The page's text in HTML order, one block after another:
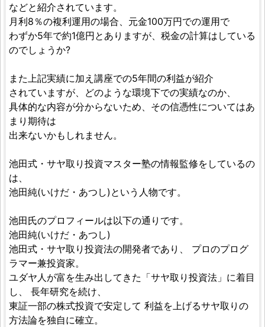
などと紹介されています。
月利8％の複利運用の場合、元金100万円での運用で
わずか5年で約1億円とありますが、税金の計算はしている
のでしょうか?
また上記実績に加え講座での5年間の利益が紹介
されていますが、どのような環境下での実績なのか、
具体的な内容が分からないため、その信憑性についてはあ
まり期待は
出来ないかもしれません。
池田式・サヤ取り投資マスター塾の情報監修をしているの
は、
池田純(いけだ・あつし)という人物です。
池田氏のプロフィールは以下の通りです。
池田純(いけだ・あつし)
池田式・サヤ取り投資法の開発者であり、 プロのプログ
ラマー兼投資家。
ユダヤ人が富を生み出してきた「サヤ取り投資法」に着目
し、 長年研究を続け、
東証一部の株式投資で安定して 利益を上げるサヤ取りの
方法論を独自に確立。